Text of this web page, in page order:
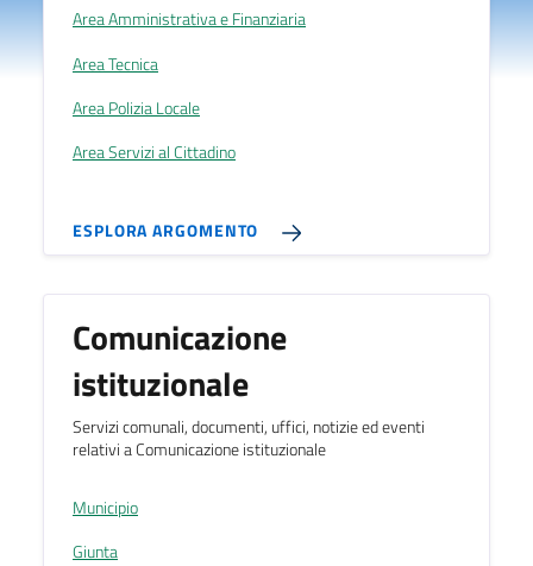
Area Amministrativa e Finanziaria
Area Tecnica
Area Polizia Locale
Area Servizi al Cittadino
ESPLORA ARGOMENTO
Comunicazione
istituzionale
Servizi comunali, documenti, uffici, notizie ed eventi
relativi a Comunicazione istituzionale
Municipio
Giunta